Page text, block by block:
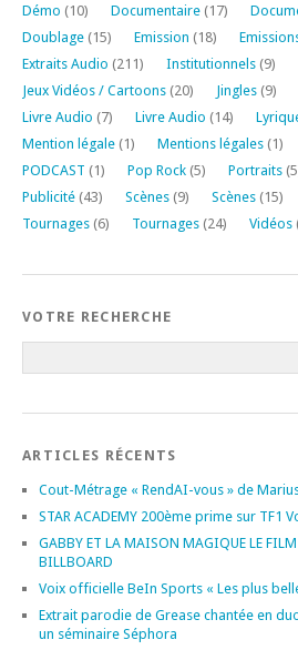
Démo (10) Documentaire (17)
Doublage (15) Emission (18)
Extraits Audio (211) Institutionnels (9)
Jeux Vidéos / Cartoons (20) Jingles (9)
Livre Audio (7) Livre Audio (14)
Mention légale (1) Mentions légales (1)
PODCAST (1) Pop Rock (5) Portraits
Publicité (43) Scènes (9) Scènes (15)
Tournages (6) Tournages (24) Vidéos
VOTRE RECHERCHE
ARTICLES RÉCENTS
Cout-Métrage « RendAI-vous » de
STAR ACADEMY 200ème prime sur TF1
GABBY ET LA MAISON MAGIQUE LE
BILLBOARD
Voix officielle BeIn Sports « Les plus
Extrait parodie de Grease chantée en
un séminaire Séphora